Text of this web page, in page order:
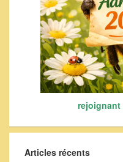
Articles récents